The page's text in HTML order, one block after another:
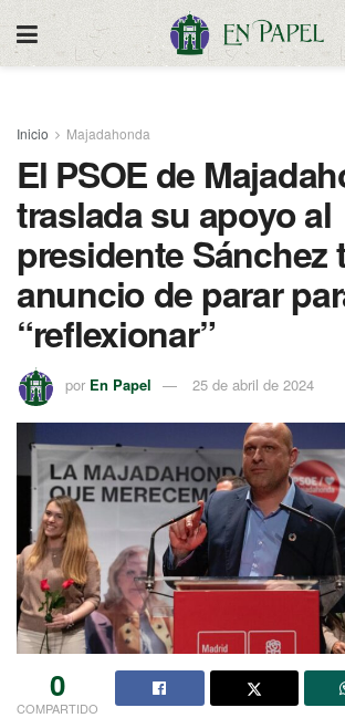
Inicio Majadahonda
El PSOE de
traslada su apoyo al
presidente Sánchez
anuncio de parar
“reflexionar”
por En Papel 25 de abril de 2024
0
COMPARTIDO